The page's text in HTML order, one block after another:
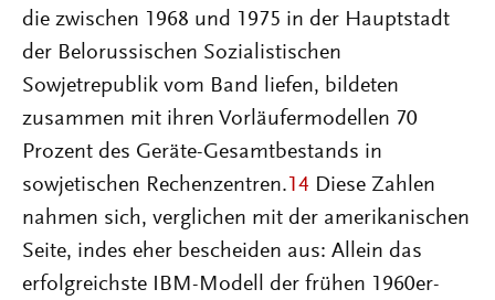
die zwischen 1968 und 1975 in der Hauptstadt
der Belorussischen Sozialistischen
Sowjetrepublik vom Band liefen, bildeten
zusammen mit ihren Vorläufermodellen 70
Prozent des Geräte-Gesamtbestands in
sowjetischen Rechenzentren. 14 Diese Zahlen
nahmen sich, verglichen mit der amerikanischen
Seite, indes eher bescheiden aus: Allein das
erfolgreichste IBM-Modell der frühen 1960er-